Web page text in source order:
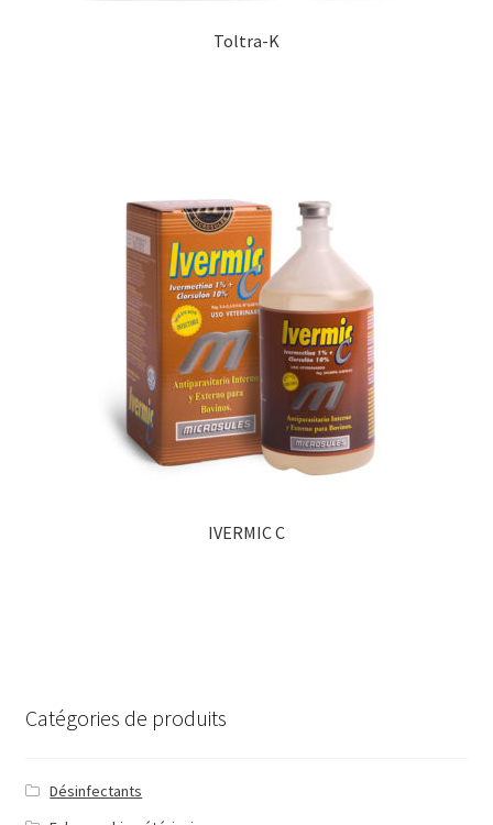
Toltra-K
IVERMIC C
Catégories de produits
Désinfectants